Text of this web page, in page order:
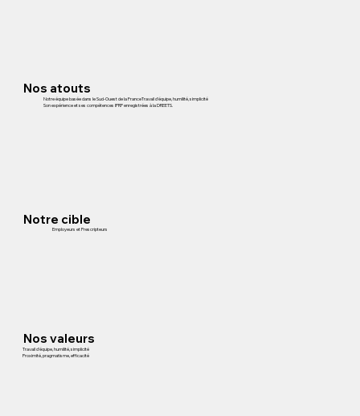
Nos atouts
Notre équipe basée dans le Sud-Ouest de la FranceTravail d'équipe, humilité, simplicité
Son expérience et ses compétences IPRP enregistrées à la DREETS.
Notre cible
Employeurs et Prescripteurs
Nos valeurs
Travail d'équipe, humilité, simplicité
Proximité, pragmatisme, efficacité